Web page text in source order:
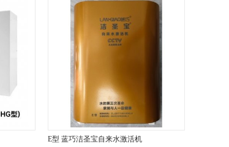
E型 蓝巧洁圣宝自来水激活机